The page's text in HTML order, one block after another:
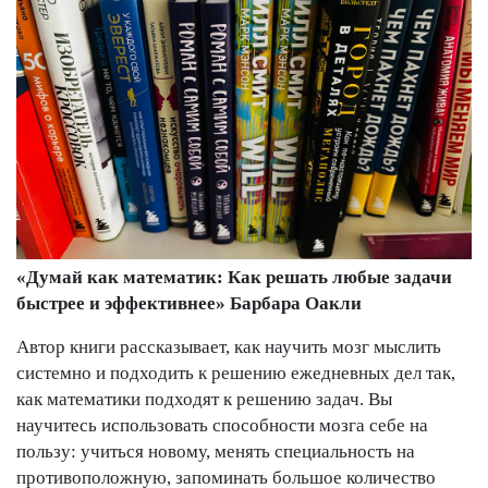
«Думай как математик: Как решать любые задачи
быстрее и эффективнее» Барбара Оакли
Автор книги рассказывает, как научить мозг мыслить
системно и подходить к решению ежедневных дел так,
как математики подходят к решению задач. Вы
научитесь использовать способности мозга себе на
пользу: учиться новому, менять специальность на
противоположную, запоминать большое количество